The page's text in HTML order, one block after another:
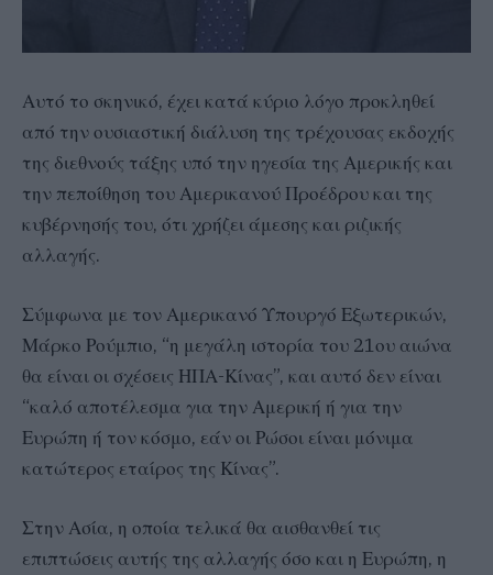
Αυτό το σκηνικό, έχει κατά κύριο λόγο προκληθεί
από την ουσιαστική διάλυση της τρέχουσας εκδοχής
της διεθνούς τάξης υπό την ηγεσία της Αμερικής και
την πεποίθηση του Αμερικανού Προέδρου και της
κυβέρνησής του, ότι χρήζει άμεσης και ριζικής
αλλαγής.
Σύμφωνα με τον Αμερικανό Υπουργό Εξωτερικών,
Μάρκο Ρούμπιο, “η μεγάλη ιστορία του 21ου αιώνα
θα είναι οι σχέσεις ΗΠΑ-Κίνας”, και αυτό δεν είναι
“καλό αποτέλεσμα για την Αμερική ή για την
Ευρώπη ή τον κόσμο, εάν οι Ρώσοι είναι μόνιμα
κατώτερος εταίρος της Κίνας”.
Στην Ασία, η οποία τελικά θα αισθανθεί τις
επιπτώσεις αυτής της αλλαγής όσο και η Ευρώπη, η